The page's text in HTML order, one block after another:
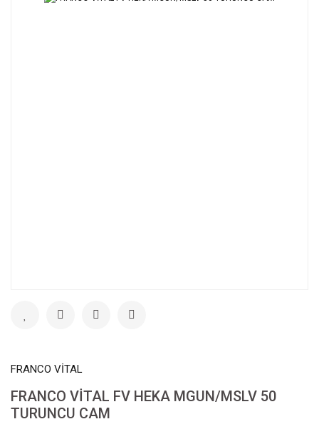
FRANCO VİTAL
FRANCO VİTAL FV HEKA MGUN/MSLV 50
TURUNCU CAM